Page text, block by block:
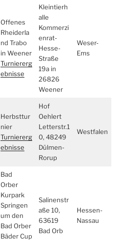
Offenes
Rheiderla
nd Trabo
in Weener
Turniererg
ebnisse
Kleintierh
alle
Kommerzi
enrat-
Hesse-
Straße
19a in
26826
Weener
Weser-
Ems
Herbsttur
nier
Turniererg
ebnisse
Hof
Oehlert
Letterstr.1
0, 48249
Dülmen-
Rorup
Westfalen
Bad
Orber
Kurpark
Springen
um den
Bad Orber
Bäder Cup
Salinenstr
aße 10,
63619
Bad Orb
Hessen-
Nassau